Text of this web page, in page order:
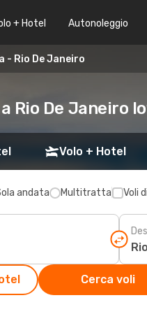
+ Hotel Autonoleggio
- Rio De Janeiro
Rio De Janeiro
Volo + Hotel
andata Multitratta Voli
Cerca voli